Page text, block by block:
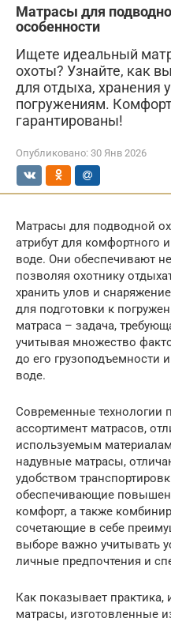
Матрасы для
особенности
Ищете идеальный
охоты? Узнайте, как
для отдыха, хранения
погружениям.
гарантированы!
Опубликовано: 30 Янв 2026
Матрасы для подводной
атрибут для комфортного
воде. Они обеспечивают
позволяя охотнику
хранить улов и
для подготовки к
матраса – задача,
учитывая множество
до его грузоподъемности
воде.
Современные технологии
ассортимент матрасов,
используемым
надувные матрасы,
удобством
обеспечивающие
комфорт, а также
сочетающие в себе
выборе важно учитывать
личные предпочтения и
Как показывает
матрасы, изготовленные